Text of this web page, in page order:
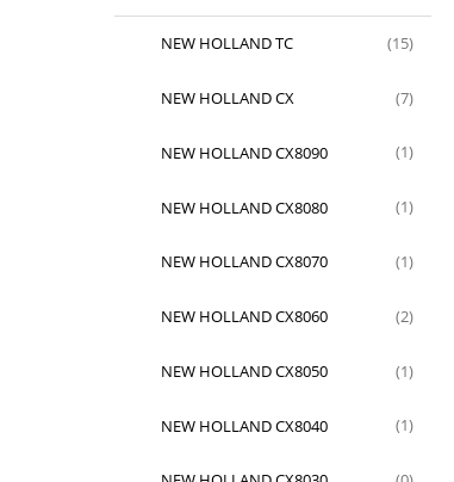
NEW HOLLAND TC (15)
NEW HOLLAND CX (7)
NEW HOLLAND CX8090 (1)
NEW HOLLAND CX8080 (1)
NEW HOLLAND CX8070 (1)
NEW HOLLAND CX8060 (2)
NEW HOLLAND CX8050 (1)
NEW HOLLAND CX8040 (1)